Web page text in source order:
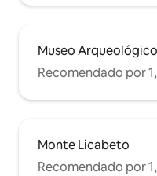
Museo
Recomendado por
Monte Licabeto
Recomendado por